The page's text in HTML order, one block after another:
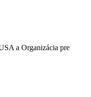
a Organizácia pre